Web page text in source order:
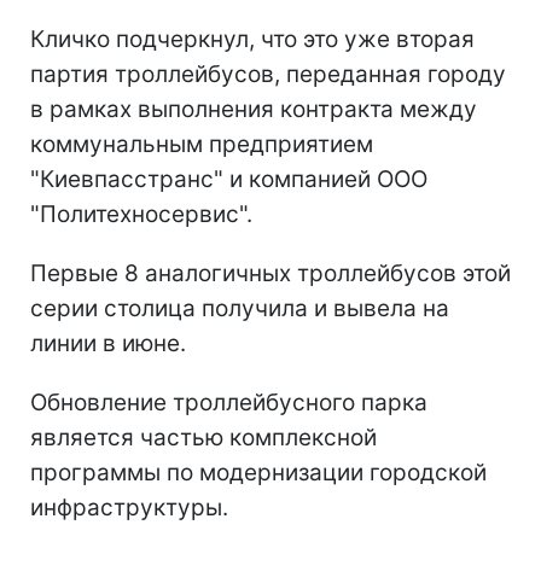
Кличко подчеркнул, что это уже вторая
партия троллейбусов, переданная городу
в рамках выполнения контракта между
коммунальным предприятием
"Киевпасстранс" и компанией ООО
"Политехносервис".
Первые 8 аналогичных троллейбусов этой
серии столица получила и вывела на
линии в июне.
Обновление троллейбусного парка
является частью комплексной
программы по модернизации городской
инфраструктуры.